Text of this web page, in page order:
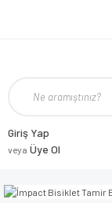
Giriş Yap
veya Üye Ol